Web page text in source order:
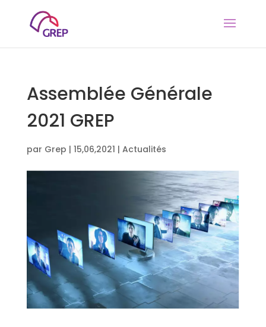
Assemblée Générale
2021 GREP
par Grep | 15,06,2021 | Actualités